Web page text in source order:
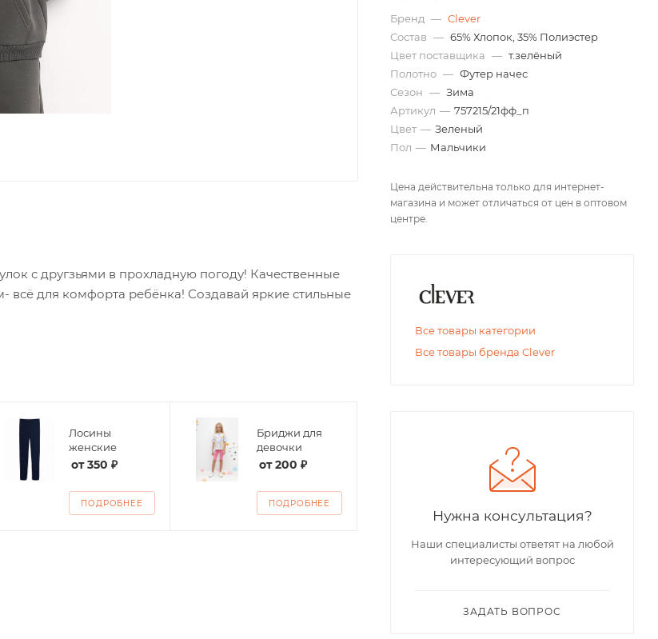
с другзьями в прохладную погоду! Качественные
всё для комфорта ребёнка! Создавай яркие стильные
Лосины
женские
от350 ₽
ПОДРОБНЕЕ
Бриджи для
девочки
от200 ₽
ПОДРОБНЕЕ
200 ₽
Бренд — Clever
Состав — 65% Хлопок, 35% Полиэстер
Цвет поставщика — т.зелёный
Полотно — Футер начес
Сезон — Зима
Артикул — 757215/21фф_п
Цвет — Зеленый
Пол — Мальчики
Цена действительна только для интернет-
магазина и может отличаться от цен в оптовом
центре.
Все товары категории
Все товары бренда Clever
Нужна консультация?
Наши специалисты ответят на любой
интересующий вопрос
ЗАДАТЬ ВОПРОС